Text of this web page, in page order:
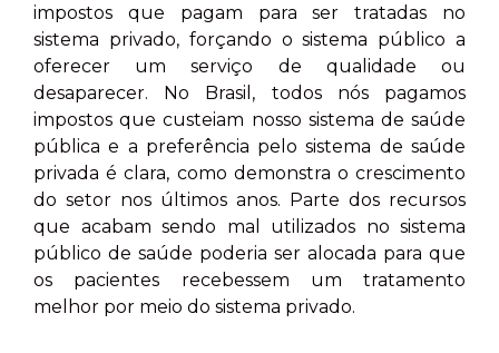
impostos que pagam para ser tratadas no
sistema privado, forçando o sistema público a
oferecer um serviço de qualidade ou
desaparecer. No Brasil, todos nós pagamos
impostos que custeiam nosso sistema de saúde
pública e a preferência pelo sistema de saúde
privada é clara, como demonstra o crescimento
do setor nos últimos anos. Parte dos recursos
que acabam sendo mal utilizados no sistema
público de saúde poderia ser alocada para que
os pacientes recebessem um tratamento
melhor por meio do sistema privado.